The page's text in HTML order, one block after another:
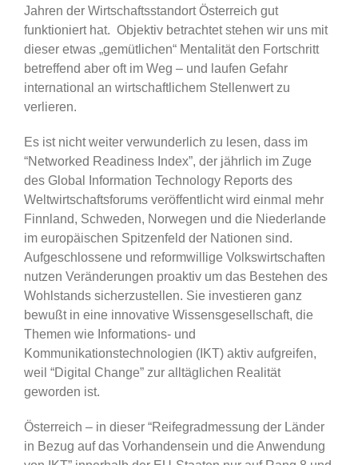
Jahren der Wirtschaftsstandort Österreich gut
funktioniert hat. Objektiv betrachtet stehen wir uns mit
dieser etwas „gemütlichen“ Mentalität den Fortschritt
betreffend aber oft im Weg – und laufen Gefahr
international an wirtschaftlichem Stellenwert zu
verlieren.
Es ist nicht weiter verwunderlich zu lesen, dass im
“Networked Readiness Index”, der jährlich im Zuge
des Global Information Technology Reports des
Weltwirtschaftsforums veröffentlicht wird einmal mehr
Finnland, Schweden, Norwegen und die Niederlande
im europäischen Spitzenfeld der Nationen sind.
Aufgeschlossene und reformwillige Volkswirtschaften
nutzen Veränderungen proaktiv um das Bestehen des
Wohlstands sicherzustellen. Sie investieren ganz
bewußt in eine innovative Wissensgesellschaft, die
Themen wie Informations- und
Kommunikationstechnologien (IKT) aktiv aufgreifen,
weil “Digital Change” zur alltäglichen Realität
geworden ist.
Österreich – in dieser “Reifegradmessung der Länder
in Bezug auf das Vorhandensein und die Anwendung